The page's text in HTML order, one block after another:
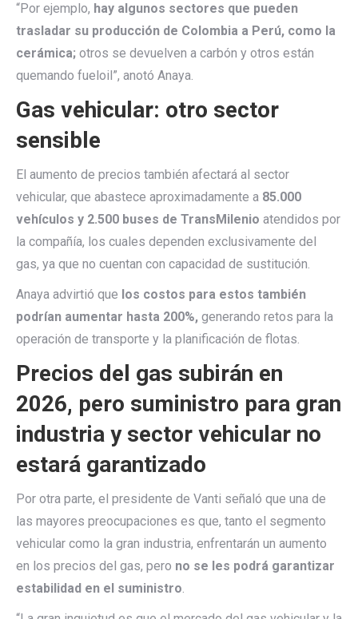
“Por ejemplo, hay algunos sectores que pueden
trasladar su producción de Colombia a Perú, como la
cerámica; otros se devuelven a carbón y otros están
quemando fueloil”, anotó Anaya.
Gas vehicular: otro sector
sensible
El aumento de precios también afectará al sector
vehicular, que abastece aproximadamente a 85.000
vehículos y 2.500 buses de TransMilenio atendidos por
la compañía, los cuales dependen exclusivamente del
gas, ya que no cuentan con capacidad de sustitución.
Anaya advirtió que los costos para estos también
podrían aumentar hasta 200%, generando retos para la
operación de transporte y la planificación de flotas.
Precios del gas subirán en
2026, pero suministro para gran
industria y sector vehicular no
estará garantizado
Por otra parte, el presidente de Vanti señaló que una de
las mayores preocupaciones es que, tanto el segmento
vehicular como la gran industria, enfrentarán un aumento
en los precios del gas, pero no se les podrá garantizar
estabilidad en el suministro.